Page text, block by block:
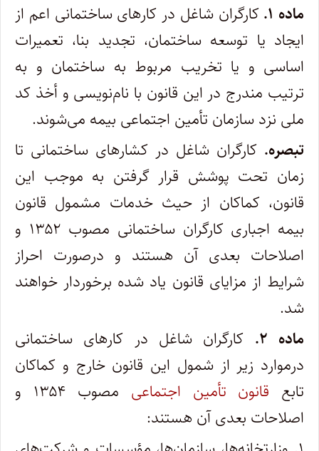
ماده ۱.
کارگران شاغل در کارهای ساختمانی اعم از
ایجاد یا توسعه ساختمان‌، تجدید بنا، تعمیرات
اساسی و یا تخریب مربوط به ساختمان ‌و به
ترتیب مندرج در این قانون با نام‌نویسی و أخذ کد
ملی نزد سازمان تأمین اجتماعی بیمه می‌شوند.
تبصره. کارگران شاغل در کشارهای ساختمانی تا
زمان تحت پوشش قرار گرفتن به موجب این
قانون‌، کماکان از حیث خدمات مشمول قانون
بیمه اجباری کارگران ساختمانی مصوب ۱۳۵۲ و
اصلاحات بعدی آن هستند و درصورت احراز
شرایط از مزایای قانون یاد شده برخوردار خواهند
شد.
ماده ۲.
کارگران شاغل در کارهای ساختمانی
درموارد زیر از شمول این قانون خارج و کماکان
تابع قانون تأمین اجتماعی
مصوب ۱۳۵۴ و
اصلاحات بعدی آن هستند: